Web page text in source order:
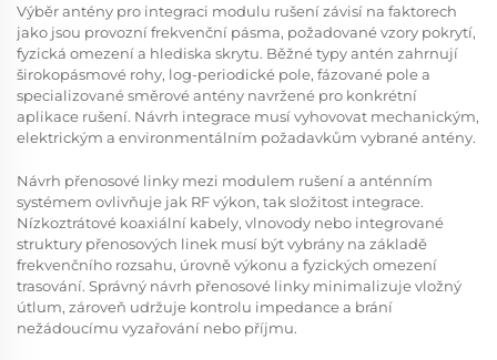
Výběr antény pro integraci modulu rušení závisí na faktorech
jako jsou provozní frekvenční pásma, požadované vzory pokrytí,
fyzická omezení a hlediska skrytu. Běžné typy antén zahrnují
širokopásmové rohy, log-periodické pole, fázované pole a
specializované směrové antény navržené pro konkrétní
aplikace rušení. Návrh integrace musí vyhovovat mechanickým,
elektrickým a environmentálním požadavkům vybrané antény.
Návrh přenosové linky mezi modulem rušení a anténním
systémem ovlivňuje jak RF výkon, tak složitost integrace.
Nízkoztrátové koaxiální kabely, vlnovody nebo integrované
struktury přenosových linek musí být vybrány na základě
frekvenčního rozsahu, úrovně výkonu a fyzických omezení
trasování. Správný návrh přenosové linky minimalizuje vložný
útlum, zároveň udržuje kontrolu impedance a brání
nežádoucímu vyzařování nebo příjmu.